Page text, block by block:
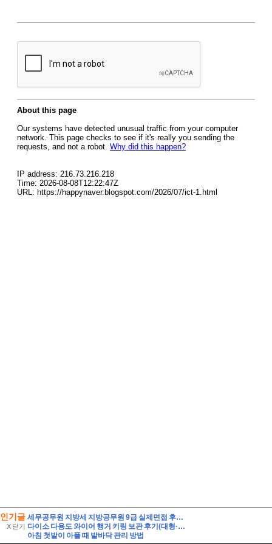
인기글
X 닫기
세무공무원 지방세 지방공무원 9급 실제면접 후기] 지방세 9급 지방공무원 면접 (지방공무원 9급 지방세 실제 수험자 8인의 생생한 면접 후기)
다이소 다용도 와이어 행거 키링 보관 후기(대형·소형 비교)
아침 첫발이 아플 때 발바닥 관리 방법